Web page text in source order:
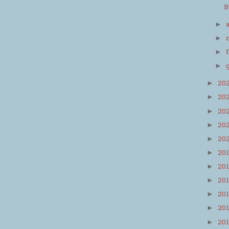
►
►
►
►
►
►
►
►
►
►
►
►
►
►
►